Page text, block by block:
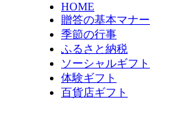
HOME
贈答の基本マナー
季節の行事
ふるさと納税
ソーシャルギフト
体験ギフト
百貨店ギフト